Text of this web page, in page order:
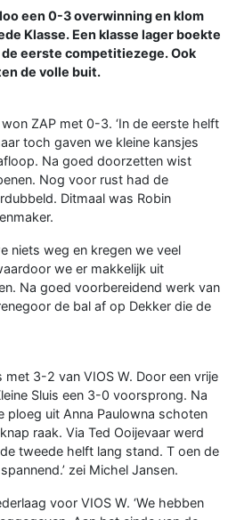
een 0-3 overwinning en klom
Klasse. Een klasse lager boekte
de eerste competitiezege. Ook
de volle buit.
ZAP met 0-3. ‘In de eerste helft
toch gaven we kleine kansjes
Na goed doorzetten wist
Nog voor rust had de
Ditmaal was Robin
niets weg en kregen we veel
we er makkelijk uit
Na goed voorbereidend werk van
de bal af op Dekker die de
met 3-2 van VIOS W. Door een vrije
Sluis een 3-0 voorsprong. Na
ploeg uit Anna Paulowna schoten
raak. Via Ted Ooijevaar werd
tweede helft lang stand. T oen de
zei Michel Jansen.
voor VIOS W. ‘We hebben